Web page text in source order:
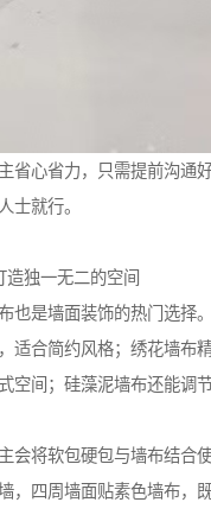
省心省力，只需提前沟通
士就行。
独一无二的空间
也是墙面装饰的热门选择。
适合简约风格；绣花墙布
空间；硅藻泥墙布还能调节
会将软包硬包与墙布结合
，四周墙面贴素色墙布，